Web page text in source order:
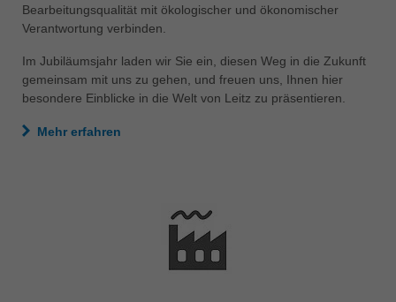
Bearbeitungsqualität mit ökologischer und ökonomischer
Verantwortung verbinden.
Im Jubiläumsjahr laden wir Sie ein, diesen Weg in die Zukunft
gemeinsam mit uns zu gehen, und freuen uns, Ihnen hier
besondere Einblicke in die Welt von Leitz zu präsentieren.
Mehr erfahren